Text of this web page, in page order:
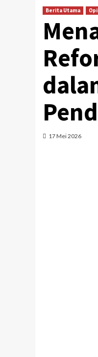
Berita Utama
17 Mei 2026